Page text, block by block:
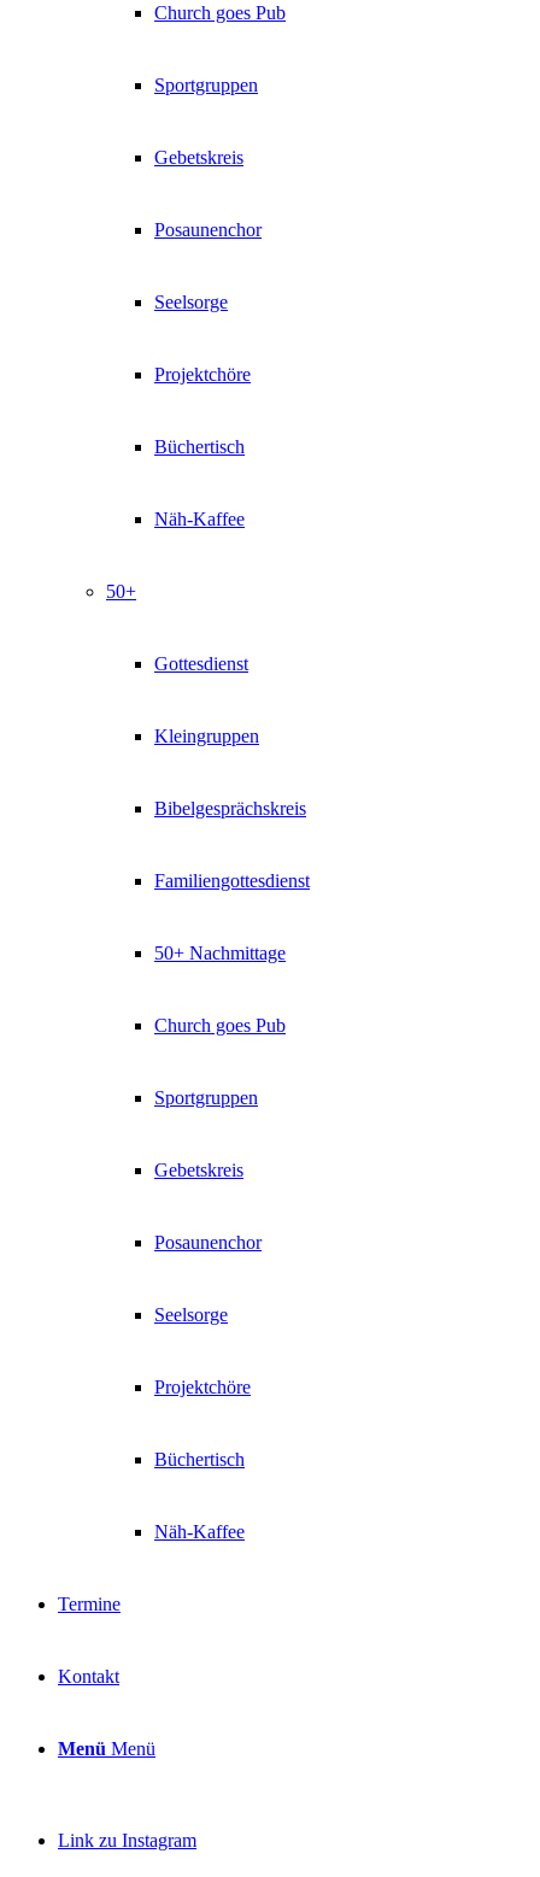
Church goes Pub
Sportgruppen
Gebetskreis
Posaunenchor
Seelsorge
Projektchöre
Büchertisch
Näh-Kaffee
50+
Gottesdienst
Kleingruppen
Bibelgesprächskreis
Familiengottesdienst
50+ Nachmittage
Church goes Pub
Sportgruppen
Gebetskreis
Posaunenchor
Seelsorge
Projektchöre
Büchertisch
Näh-Kaffee
Termine
Kontakt
Menü Menü
Link zu Instagram